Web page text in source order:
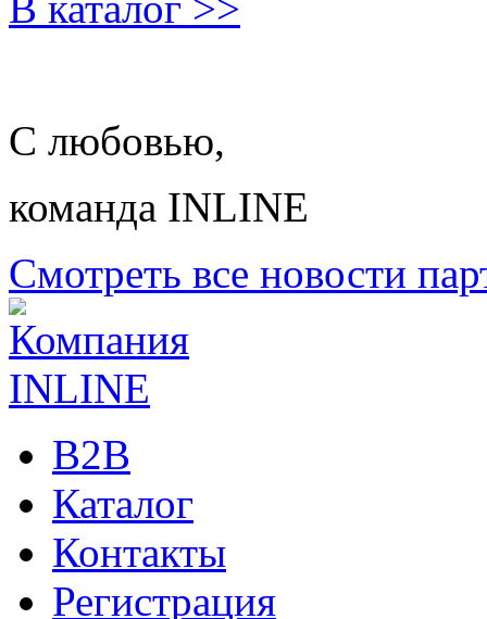
С любовью,
команда INLINE
Смотреть все новости
B2B
Каталог
Контакты
Регистрация